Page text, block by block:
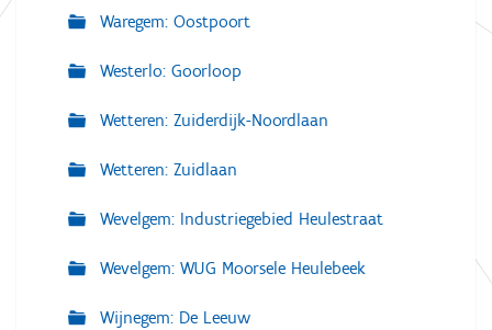
Waregem: Oostpoort
Westerlo: Goorloop
Wetteren: Zuiderdijk-Noordlaan
Wetteren: Zuidlaan
Wevelgem: Industriegebied Heulestraat
Wevelgem: WUG Moorsele Heulebeek
Wijnegem: De Leeuw